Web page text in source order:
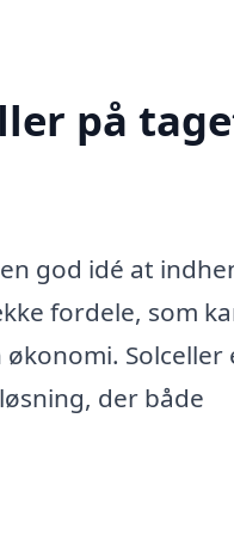
på
god idé at
fordele, som
Solceller
der både